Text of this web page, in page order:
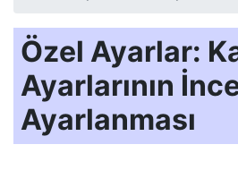
Özel Ayarlar:
Ayarlarının
Ayarlanması